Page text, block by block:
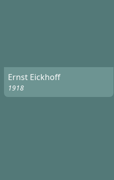
Ernst Eickhoff
1918